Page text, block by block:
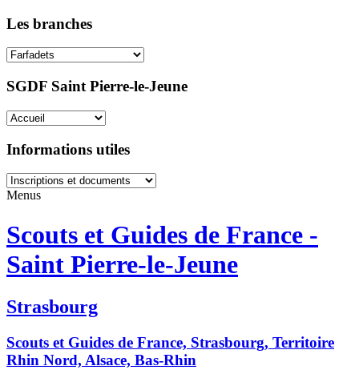
Les branches
SGDF Saint Pierre-le-Jeune
Informations utiles
Menus
Scouts et Guides de France -
Saint Pierre-le-Jeune
Strasbourg
Scouts et Guides de France, Strasbourg, Territoire
Rhin Nord, Alsace, Bas-Rhin